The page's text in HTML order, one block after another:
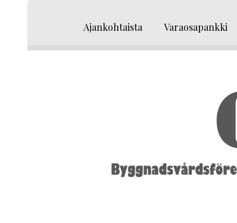
navigointiin
sisältöön
Ajankohtaista Varaosapankki